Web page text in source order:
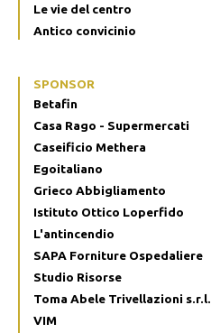
Le vie del centro
Antico convicinio
SPONSOR
Betafin
Casa Rago - Supermercati
Caseificio Methera
Egoitaliano
Grieco Abbigliamento
Istituto Ottico Loperfido
L'antincendio
SAPA Forniture Ospedaliere
Studio Risorse
Toma Abele Trivellazioni s.r.l.
VIM